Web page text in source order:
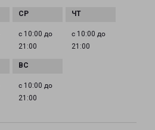
с 10:00 до
21:00
с 10:00 до
21:00
с 10:00 до
21:00